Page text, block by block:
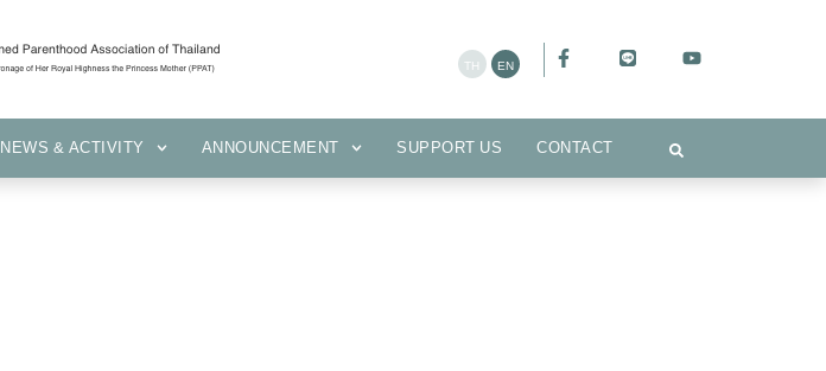
NEWS & ACTIVITY ANNOUNCEMENT SUPPORT US CONTACT